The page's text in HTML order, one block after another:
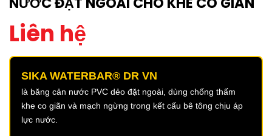
Liên hệ
SIKA WATERBAR® DR VN
là băng cản nước PVC dẻo đặt ngoài, dùng chống thấm
khe co giãn và mạch ngừng trong kết cấu bê tông chịu áp
lực nước.